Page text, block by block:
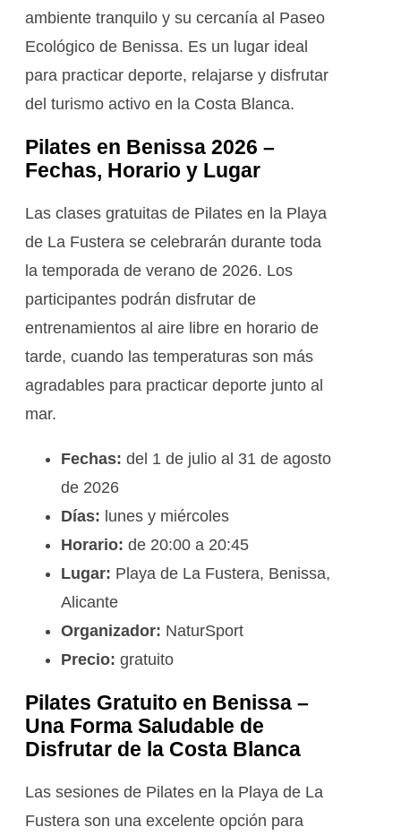
ambiente tranquilo y su cercanía al Paseo
Ecológico de Benissa. Es un lugar ideal
para practicar deporte, relajarse y disfrutar
del turismo activo en la Costa Blanca.
Pilates en Benissa 2026 –
Fechas, Horario y Lugar
Las clases gratuitas de Pilates en la Playa
de La Fustera se celebrarán durante toda
la temporada de verano de 2026. Los
participantes podrán disfrutar de
entrenamientos al aire libre en horario de
tarde, cuando las temperaturas son más
agradables para practicar deporte junto al
mar.
Fechas: del 1 de julio al 31 de agosto
de 2026
Días: lunes y miércoles
Horario: de 20:00 a 20:45
Lugar: Playa de La Fustera, Benissa,
Alicante
Organizador: NaturSport
Precio: gratuito
Pilates Gratuito en Benissa –
Una Forma Saludable de
Disfrutar de la Costa Blanca
Las sesiones de Pilates en la Playa de La
Fustera son una excelente opción para